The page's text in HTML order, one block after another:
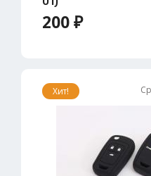
200 ₽
Хит!